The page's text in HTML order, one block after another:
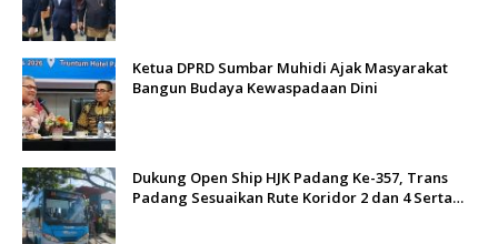
Ketua DPRD Sumbar Muhidi Ajak Masyarakat
Bangun Budaya Kewaspadaan Dini
Dukung Open Ship HJK Padang Ke-357, Trans
Padang Sesuaikan Rute Koridor 2 dan 4 Serta